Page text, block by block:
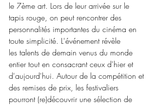
le 7ème art. Lors de leur arrivée sur le
tapis rouge, on peut rencontrer des
personnalités importantes du cinéma en
toute simplicité. L'événement révèle
les talents de demain venus du monde
entier tout en consacrant ceux d'hier et
d'aujourd'hui. Autour de la compétition et
des remises de prix, les festivaliers
pourront (re)découvrir une sélection de